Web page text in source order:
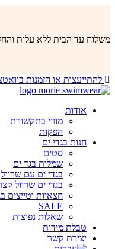
משלוח עד הבית ללא עלות והחלפה
להתייעצות או הזמנות
אודות
מורי בתקשורת
הפקות
חנות בגדי ים
סטים
שמלות בגד ים
בגדי ים עם שרוול
בגדי ים שרוול
חצאיות וטייצים
SALE
שאלות נפוצות
טבלת מידות
יצירת קשר